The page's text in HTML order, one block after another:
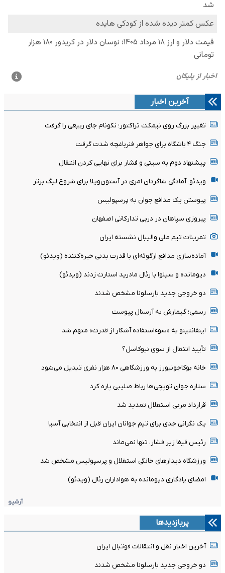
آخرین اخبار
تغییر بزرگ روی نیمکت تراکتور؛ نکونام جای ربیعی را گرفت
جنگ ۴ باشگاه برای جواهر فنرباغچه شدت گرفت
پیشنهاد دوم به سیتی و فشار برای نهایی کردن انتقال
ویدئو: آمادگی شاگردان امری در آستون‌ویلا برای شروع لیگ برتر
پیوستن یک مدافع جوان به پرسپولیس
پیروزی سپاهان در دربی تدارکاتی اصفهان
تمرینات تیم ملی والیبال نشسته ایران
آماده‌سازی مدافع ارگوئه‌ای با قدرت بدنی خیره‌کننده (ویدئو)
دیومانده و سیلوا با رئال مادرید استارت زدند (ویدئو)
دو خروجی جدید بارسلونا مشخص شدند
رسمی؛ گیمارش به آرسنال پیوست
اینفانتینو به «سوءاستفاده آشکار از قدرت» متهم شد
تأیید انتقال از سوی نیوکاسل؟
خانه بوکاجونیورز به ورزشگاهی ۸۰ هزار نفری تبدیل می‌شود
ستاره جوان توپچی‌ها رباط صلیبی پاره کرد
قرارداد مربی استقلال تمدید شد
یک نگرانی جدی برای تیم جوانان ایران قبل از انتخابی آسیا
رئیس فیفا زیر فشار، تنها نمی‌ماند
ورزشگاه دیدارهای خانگی استقلال و پرسپولیس مشخص شد
امضای یادگاری دیومانده به هواداران رئال (ویدئو)
آرشیو
پربازدیدها
آخرین اخبار نقل و انتقالات فوتبال ایران
دو خروجی جدید بارسلونا مشخص شدند